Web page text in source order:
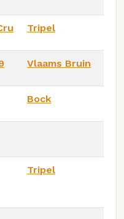
Tripel
Vlaams Bruin
Bock
Tripel